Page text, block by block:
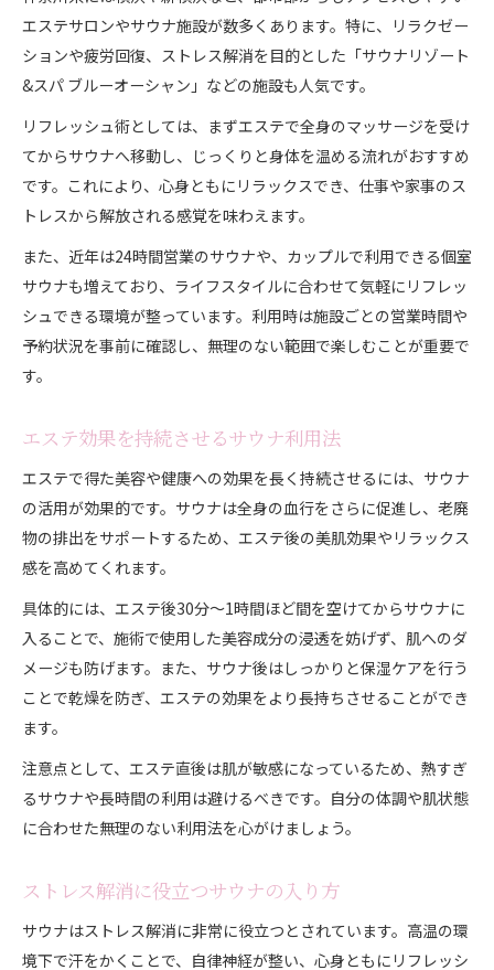
エステサロンやサウナ施設が数多くあります。特に、リラクゼー
ションや疲労回復、ストレス解消を目的とした「サウナリゾート
&スパ ブルーオーシャン」などの施設も人気です。
リフレッシュ術としては、まずエステで全身のマッサージを受け
てからサウナへ移動し、じっくりと身体を温める流れがおすすめ
です。これにより、心身ともにリラックスでき、仕事や家事のス
トレスから解放される感覚を味わえます。
また、近年は24時間営業のサウナや、カップルで利用できる個室
サウナも増えており、ライフスタイルに合わせて気軽にリフレッ
シュできる環境が整っています。利用時は施設ごとの営業時間や
予約状況を事前に確認し、無理のない範囲で楽しむことが重要で
す。
エステ効果を持続させるサウナ利用法
エステで得た美容や健康への効果を長く持続させるには、サウナ
の活用が効果的です。サウナは全身の血行をさらに促進し、老廃
物の排出をサポートするため、エステ後の美肌効果やリラックス
感を高めてくれます。
具体的には、エステ後30分〜1時間ほど間を空けてからサウナに
入ることで、施術で使用した美容成分の浸透を妨げず、肌へのダ
メージも防げます。また、サウナ後はしっかりと保湿ケアを行う
ことで乾燥を防ぎ、エステの効果をより長持ちさせることができ
ます。
注意点として、エステ直後は肌が敏感になっているため、熱すぎ
るサウナや長時間の利用は避けるべきです。自分の体調や肌状態
に合わせた無理のない利用法を心がけましょう。
ストレス解消に役立つサウナの入り方
サウナはストレス解消に非常に役立つとされています。高温の環
境下で汗をかくことで、自律神経が整い、心身ともにリフレッシ